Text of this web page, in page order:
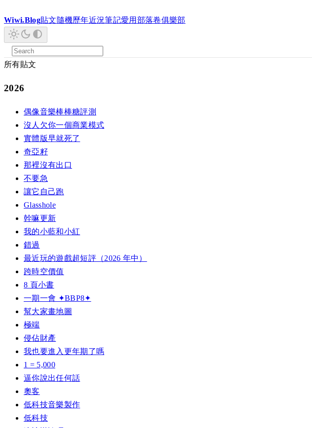
Wiwi.Blog貼文隨機歷年近況筆記愛用 部落卷俱樂部
所有貼文
2026
偶像音樂棒棒糖評測
沒人欠你一個商業模式
實體版早就死了
奇亞籽
那裡沒有出口
不要急
讓它自己跑
Glasshole
幹嘛更新
我的小藍和小紅
錯過
最近玩的遊戲超短評（2026 年中）
跨時空價值
8 頁小書
一期一會 ✦BBP8✦
幫大家畫地圖
極端
侵佔財產
我也要進入更年期了嗎
1 = 5,000
逼你說出任何話
奧客
低科技音樂製作
低科技